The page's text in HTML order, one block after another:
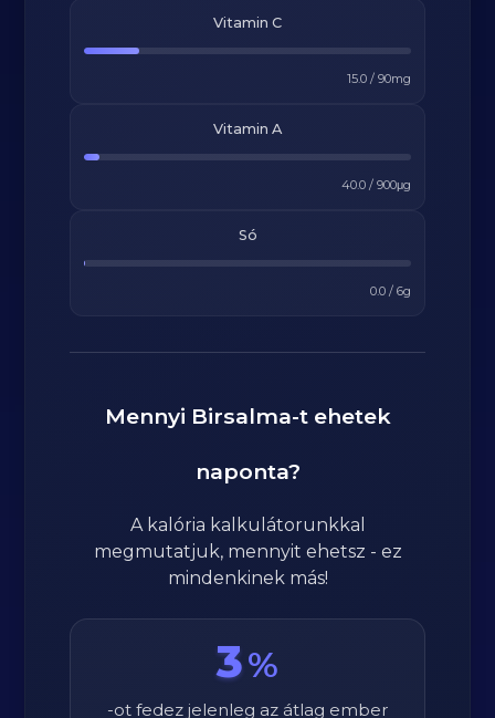
Vitamin C
15.0/ 90mg
Vitamin A
40.0/ 900μg
Só
0.0/ 6g
Mennyi Birsalma-t ehetek
naponta?
A kalória kalkulátorunkkal
megmutatjuk, mennyit ehetsz - ez
mindenkinek más!
3%
-ot fedez jelenleg az átlag ember